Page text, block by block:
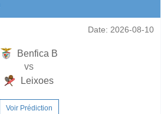
Date: 2026-08-10
Benfica B
vs
Leixoes
Voir Prédiction